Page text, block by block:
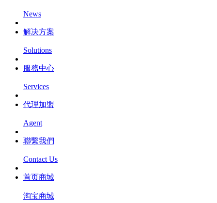
News
解决方案
Solutions
服務中心
Services
代理加盟
Agent
聯繫我們
Contact Us
首页商城
淘宝商城